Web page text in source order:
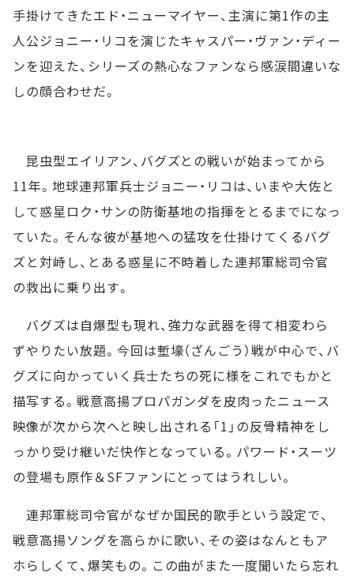
手掛けてきたエド・ニューマイヤー、主演に第1作の主
人公ジョニー・リコを演じたキャスパー・ヴァン・ディー
ンを迎えた、シリーズの熱心なファンなら感涙間違いな
しの顔合わせだ。
昆虫型エイリアン、バグズとの戦いが始まってから
11年。地球連邦軍兵士ジョニー・リコは、いまや大佐と
して惑星ロク・サンの防衛基地の指揮をとるまでになっ
ていた。そんな彼が基地への猛攻を仕掛けてくるバグ
ズと対峙し、とある惑星に不時着した連邦軍総司令官
の救出に乗り出す。
バグズは自爆型も現れ、強力な武器を得て相変わら
ずやりたい放題。今回は塹壕（ざんごう）戦が中心で、バ
グズに向かっていく兵士たちの死に様をこれでもかと
描写する。戦意高揚プロパガンダを皮肉ったニュース
映像が次から次へと映し出される「1」の反骨精神をし
っかり受け継いだ快作となっている。パワード・スーツ
の登場も原作＆SFファンにとってはうれしい。
連邦軍総司令官がなぜか国民的歌手という設定で、
戦意高揚ソングを高らかに歌い、その姿はなんともア
ホらしくて、爆笑もの。この曲がまた一度聞いたら忘れ